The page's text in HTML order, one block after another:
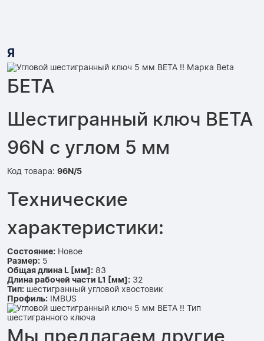
Я
БЕТА
Шестигранный ключ BETA
96N с углом 5 мм
Код товара: 96N/5
Технические
характеристики:
Состояние: Новое
Размер: 5
Общая длина L [мм]: 83
Длина рабочей части L1 [мм]: 32
Тип: шестигранный угловой хвостовик
Профиль: IMBUS
Мы предлагаем другие